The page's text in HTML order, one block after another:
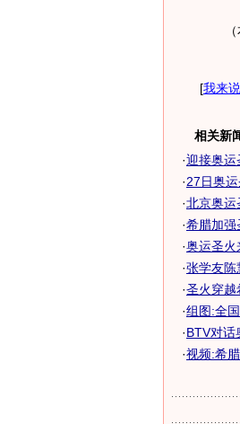
（本
[我来
相关新
·迎接奥运
·27日奥
·北京奥运
·希腊加强
·奥运圣火
·张学友陈
·圣火穿越
·组图:全
·BTV对话
·视频:希